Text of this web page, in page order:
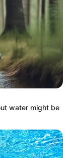
el sur de
hombre que
sus dos hijastros
del PAE en
de 20.000 a
water might be